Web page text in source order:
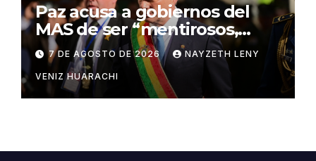
Paz acusa a gobiernos del
MAS de ser “mentirosos,
ladrones y flojos”
7 DE AGOSTO DE 2026 NAYZETH LENY
VENIZ HUARACHI